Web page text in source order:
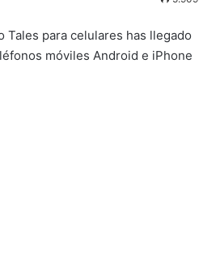
Tales para celulares has llegado
móviles Android e iPhone